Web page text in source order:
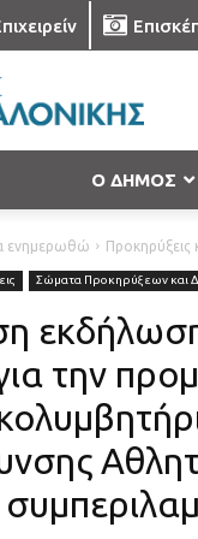
Ο ΔΗΜΟΣ
ενημερωθώ Προκηρύξεις
Σώματα Προκηρύξεων και
την